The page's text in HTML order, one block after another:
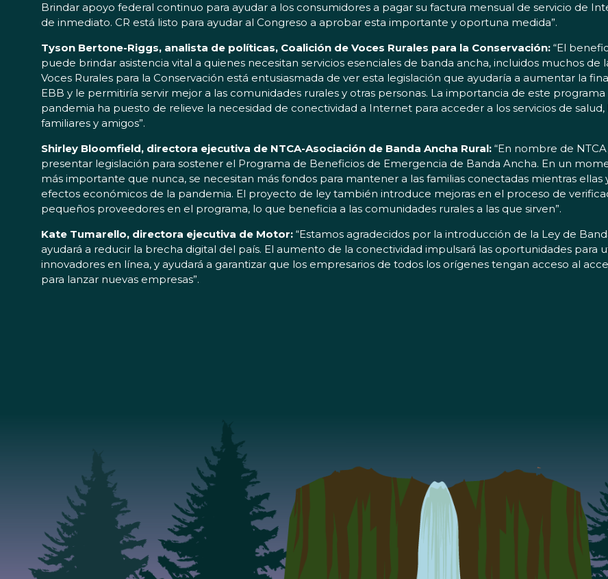
Brindar apoyo federal continuo para ayudar a los consumidores a pagar su factura mensual de servicio de
de inmediato. CR está listo para ayudar al Congreso a aprobar esta importante y oportuna medida”.
Tyson Bertone-Riggs, analista de políticas, Coalición de Voces Rurales para la Conservación: “El
puede brindar asistencia vital a quienes necesitan servicios esenciales de banda ancha, incluidos muchos de
Voces Rurales para la Conservación está entusiasmada de ver esta legislación que ayudaría a aumentar la
EBB y le permitiría servir mejor a las comunidades rurales y otras personas. La importancia de este
pandemia ha puesto de relieve la necesidad de conectividad a Internet para acceder a los servicios de
familiares y amigos”.
Shirley Bloomfield, directora ejecutiva de NTCA-Asociación de Banda Ancha Rural: “En nombre de
presentar legislación para sostener el Programa de Beneficios de Emergencia de Banda Ancha. En un
más importante que nunca, se necesitan más fondos para mantener a las familias conectadas mientras
efectos económicos de la pandemia. El proyecto de ley también introduce mejoras en el proceso de
pequeños proveedores en el programa, lo que beneficia a las comunidades rurales a las que sirven”.
Kate Tumarello, directora ejecutiva de Motor: “Estamos agradecidos por la introducción de la Ley de
ayudará a reducir la brecha digital del país. El aumento de la conectividad impulsará las oportunidades para
innovadores en línea, y ayudará a garantizar que los empresarios de todos los orígenes tengan acceso al
para lanzar nuevas empresas”.